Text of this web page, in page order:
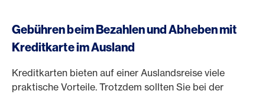
Gebühren beim Bezahlen und Abheben mit
Kreditkarte im Ausland
Kreditkarten bieten auf einer Auslandsreise viele
praktische Vorteile. Trotzdem sollten Sie bei der